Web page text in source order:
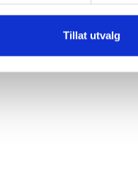
Tillat utvalg